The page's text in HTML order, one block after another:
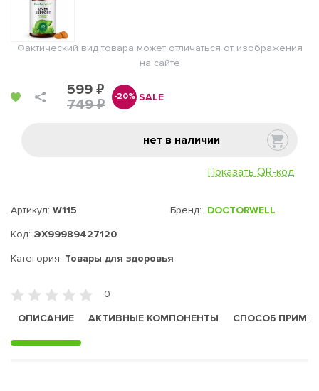
Фактический вид товара может отличаться от изображения
на сайте
599 ₽
749 ₽
-20% SALE
нет в наличии
Показать QR-код
Артикул: W115
Код: ЭХ99989427120
Бренд: DOCTORWELL
Категория: Товары для здоровья
0
ОПИСАНИЕ
АКТИВНЫЕ КОМПОНЕНТЫ СПОСОБ